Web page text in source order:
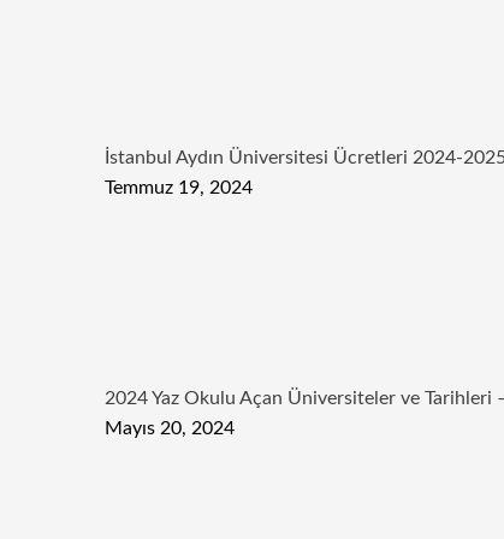
İstanbul Aydın Üniversitesi Ücretleri 2024-
Temmuz 19, 2024
2024 Yaz Okulu Açan Üniversiteler ve Tarihleri
Mayıs 20, 2024